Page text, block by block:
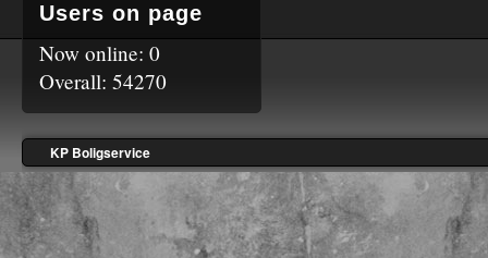
Users on page
Now online: 0
Overall: 54270
KP Boligservice